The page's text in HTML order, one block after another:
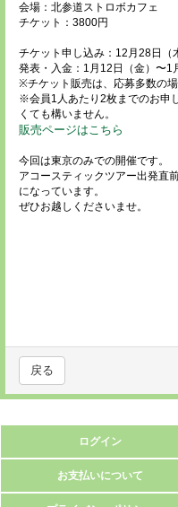
会場：北参道ストロボカフェ
チケット：3800円
チケット申し込み：12月28日
発表・入金：1月12日（金）〜1
※チケット販売は、応募多数の場
※会員1人あたり2枚までのお申
くても構いません。
販売ページはこちら
今回は東京のみでの開催です。
アコースティックツアー出発直
になっています。
ぜひお越しくださいませ。
戻る
ログイン
お支払いについて